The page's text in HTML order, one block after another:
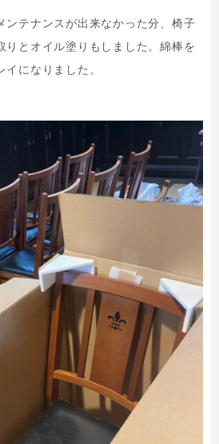
ンテナンスが出来なかった分、椅子
りとオイル塗りもしました。綿棒を
になりました。